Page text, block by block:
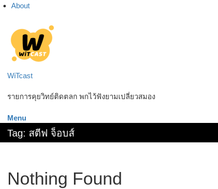
About
WiTcast
รายการคุยวิทย์ติดตลก พกไว้ฟังยามเปลี่ยวสมอง
Menu
Tag: สตีฟ จ็อบส์
Nothing Found